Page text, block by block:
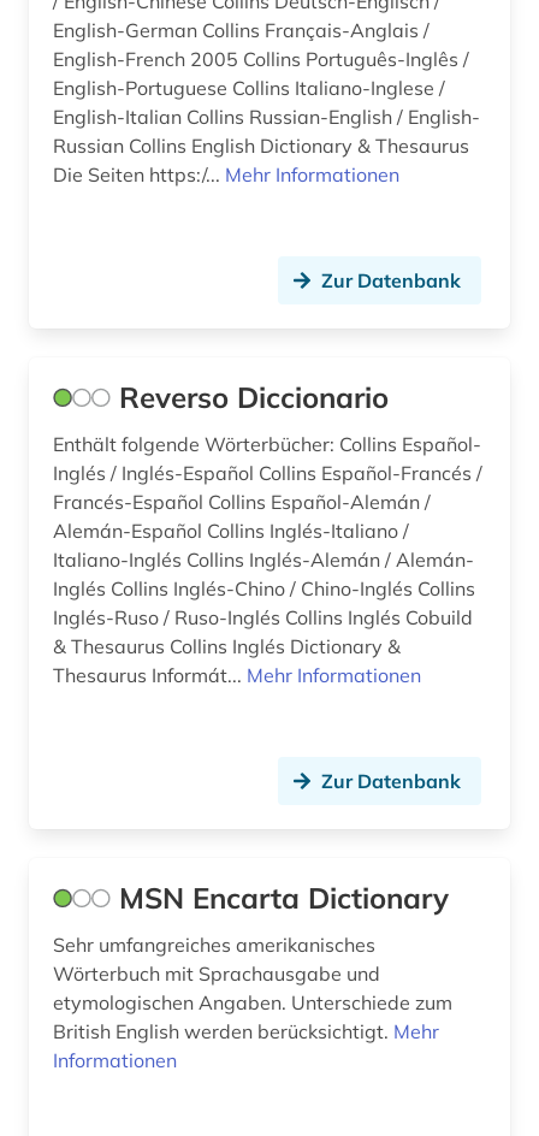
ostafrika (2)
pali (2)
paschtu (1)
persisch (3)
physik (2)
pidgin-englisch (1)
poesie (1)
politik (2)
polnisch (7)
quelle (2)
rajasthani (1)
rechnungslegung (1)
English-German Collins Français-Anglais /
English-French 2005 Collins Português-Inglês /
English-Portuguese Collins Italiano-Inglese /
English-Italian Collins Russian-English / English-
Russian Collins English Dictionary & Thesaurus
Die Seiten https:/... Mehr Informationen
Zur Datenbank
Reverso Diccionario
Enthält folgende Wörterbücher: Collins Español-
Inglés / Inglés-Español Collins Español-Francés /
Francés-Español Collins Español-Alemán /
Alemán-Español Collins Inglés-Italiano /
Italiano-Inglés Collins Inglés-Alemán / Alemán-
Inglés Collins Inglés-Chino / Chino-Inglés Collins
Inglés-Ruso / Ruso-Inglés Collins Inglés Cobuild
& Thesaurus Collins Inglés Dictionary &
Thesaurus Informát... Mehr Informationen
Zur Datenbank
MSN Encarta Dictionary
Sehr umfangreiches amerikanisches
Wörterbuch mit Sprachausgabe und
etymologischen Angaben. Unterschiede zum
British English werden berücksichtigt. Mehr
Informationen